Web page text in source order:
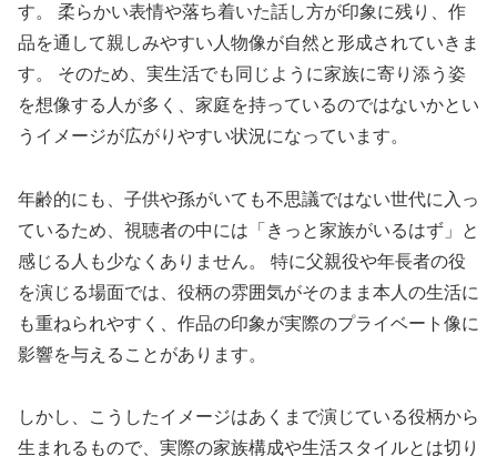
す。 柔らかい表情や落ち着いた話し方が印象に残り、作
品を通して親しみやすい人物像が自然と形成されていきま
す。 そのため、実生活でも同じように家族に寄り添う姿
を想像する人が多く、家庭を持っているのではないかとい
うイメージが広がりやすい状況になっています。
年齢的にも、子供や孫がいても不思議ではない世代に入っ
ているため、視聴者の中には「きっと家族がいるはず」と
感じる人も少なくありません。 特に父親役や年長者の役
を演じる場面では、役柄の雰囲気がそのまま本人の生活に
も重ねられやすく、作品の印象が実際のプライベート像に
影響を与えることがあります。
しかし、こうしたイメージはあくまで演じている役柄から
生まれるもので、実際の家族構成や生活スタイルとは切り